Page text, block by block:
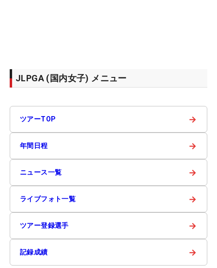
JLPGA (国内女子) メニュー
ツアーTOP →
年間日程 →
ニュース一覧 →
ライブフォト一覧 →
ツアー登録選手 →
記録成績 →